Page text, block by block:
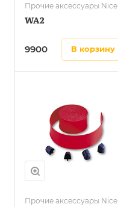
Прочие аксессуары Nice
WA2
9900 в корзину
Прочие аксессуары Nice